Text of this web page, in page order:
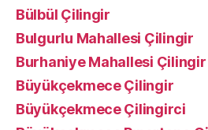
Bülbül Çilingir
Bulgurlu Mahallesi Çilingir
Burhaniye Mahallesi Çilingir
Büyükçekmece Çilingir
Büyükçekmece Çilingirci